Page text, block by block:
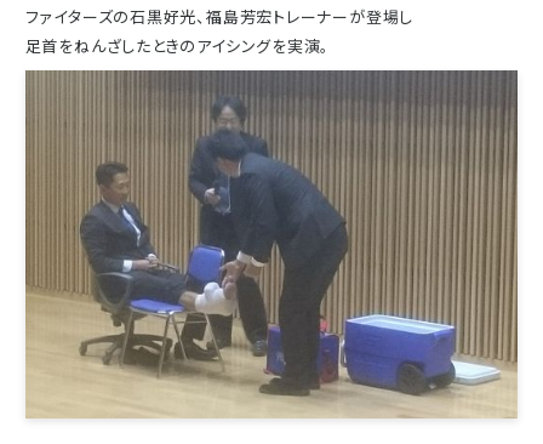
ファイターズの石黒好光、福島芳宏トレーナーが登場し
足首をねんざしたときのアイシングを実演。